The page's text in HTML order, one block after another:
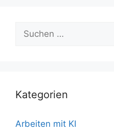
nach:
Kategorien
Arbeiten mit KI